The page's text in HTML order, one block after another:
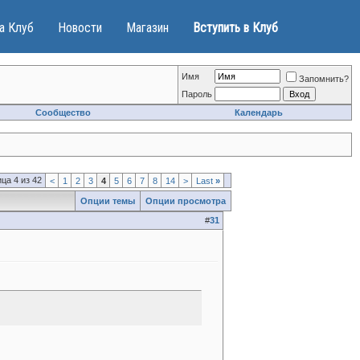
Клуб Новости Магазин Вступить в Клуб
Имя
Запомнить?
Пароль
Сообщество
Календарь
4 из 42 < 1 2 3 4 5 6 7 8 14 > Last »
Опции темы
Опции просмотра
#31